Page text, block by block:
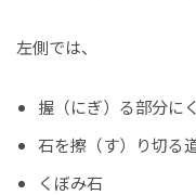
左側では、
握（にぎ）る部分に
石を擦（す）り切る
くぼみ石